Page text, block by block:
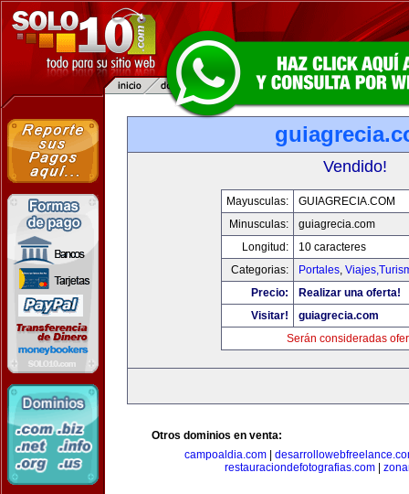
Vendido!
Mayusculas:
GUIAGRECIA.COM
Minusculas:
guiagrecia.com
Longitud:
10 caracteres
Categorias:
Portales,
Precio:
Realizar una oferta!
Visitar!
guiagrecia.com
Serán consideradas
Otros dominios en venta:
campoaldia.com
restauraciondefotografias.com|